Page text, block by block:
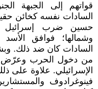
قواتهم إلى الجبهة
السادات نفسه كخائن
حسين ضرب إسرائيل
وشمالها؛ فوافق
السادات كان ضد ذلك.
من دخول الحرب وعرّض
الإسرائيلي. علاوة على
فينوغرادوف